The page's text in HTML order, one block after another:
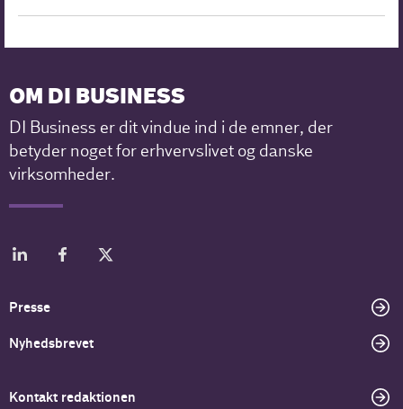
OM DI BUSINESS
DI Business er dit vindue ind i de emner, der
betyder noget for erhvervslivet og danske
virksomheder.
Presse
Nyhedsbrevet
Kontakt redaktionen